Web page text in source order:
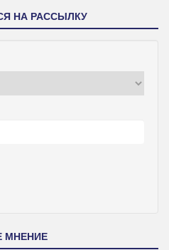
НА РАССЫЛКУ
МНЕНИЕ